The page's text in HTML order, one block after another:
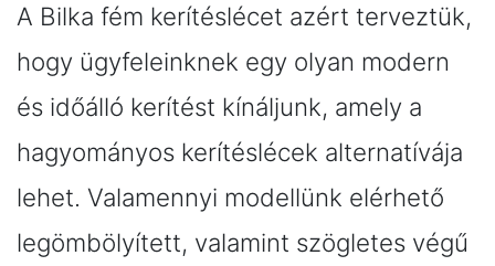
A Bilka fém kerítéslécet azért terveztük,
hogy ügyfeleinknek egy olyan modern
és időálló kerítést kínáljunk, amely a
hagyományos kerítéslécek alternatívája
lehet. Valamennyi modellünk elérhető
legömbölyített, valamint szögletes végű